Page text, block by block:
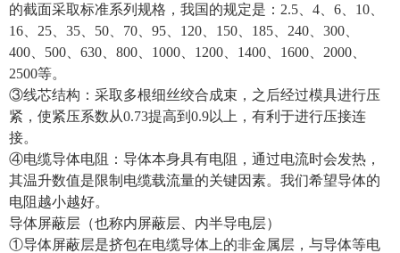
的截面采取标准系列规格，我国的规定是：2.5、4、6、10、
16、25、35、50、70、95、120、150、185、240、300、
400、500、630、800、1000、1200、1400、1600、2000、
2500等。
③线芯结构：采取多根细丝绞合成束，之后经过模具进行压
紧，使紧压系数从0.73提高到0.9以上，有利于进行压接连
接。
④电缆导体电阻：导体本身具有电阻，通过电流时会发热，
其温升数值是限制电缆载流量的关键因素。我们希望导体的
电阻越小越好。
导体屏蔽层（也称内屏蔽层、内半导电层）
①导体屏蔽层是挤包在电缆导体上的非金属层，与导体等电